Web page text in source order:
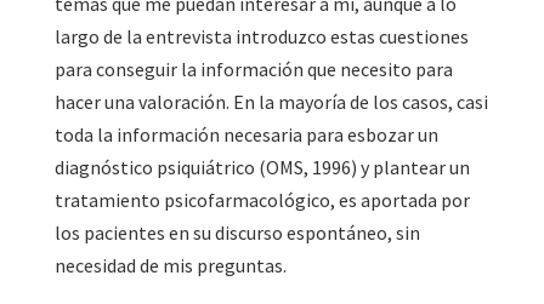
largo de la entrevista introduzco estas cuestiones
para conseguir la información que necesito para
hacer una valoración. En la mayoría de los casos, casi
toda la información necesaria para esbozar un
diagnóstico psiquiátrico (OMS, 1996) y plantear un
tratamiento psicofarmacológico, es aportada por
los pacientes en su discurso espontáneo, sin
necesidad de mis preguntas.